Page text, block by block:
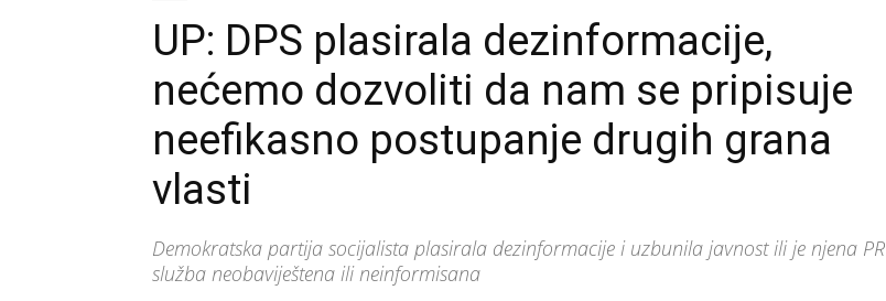
UP: DPS plasirala dezinformacije,
nećemo dozvoliti da nam se pripisuje
neefikasno postupanje drugih grana
vlasti
Demokratska partija socijalista plasirala dezinformacije i uzbunila javnost ili je njena PR
služba neobaviještena ili neinformisana